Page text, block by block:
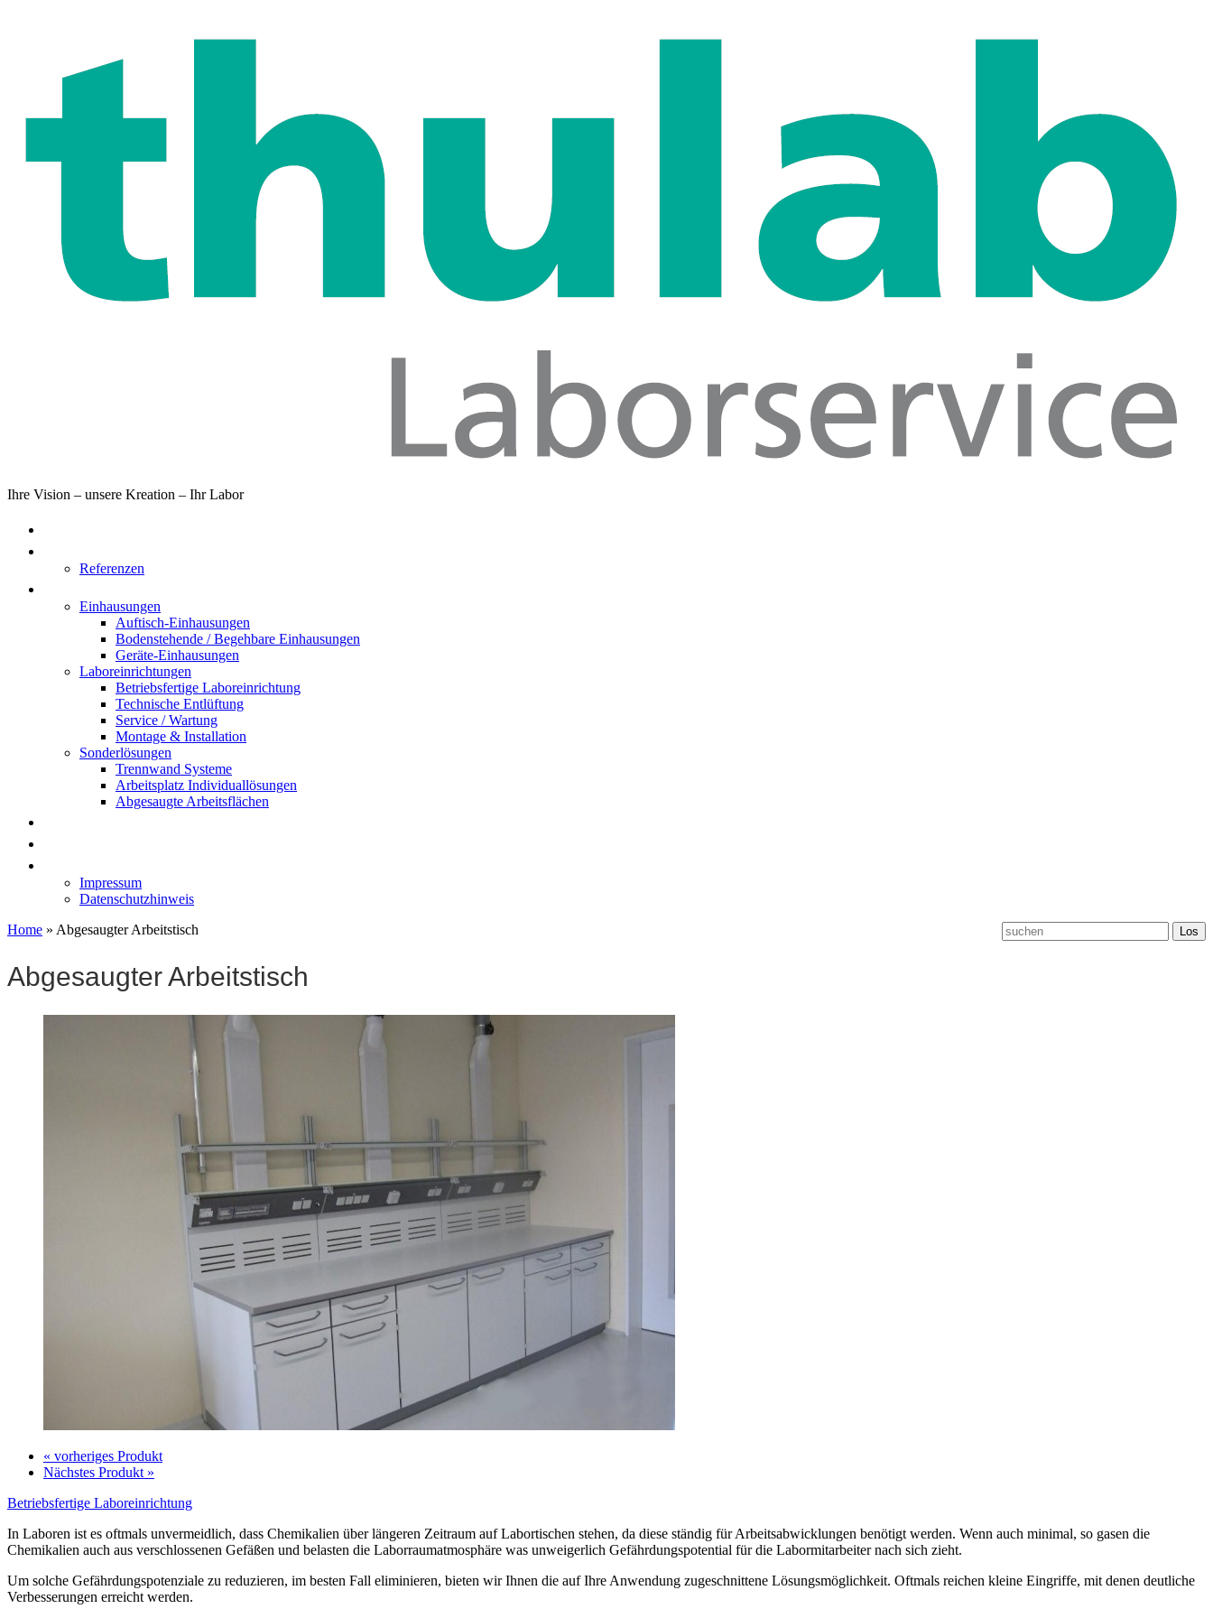
Ihre Vision – unsere Kreation – Ihr Labor
Referenzen
Einhausungen
Auftisch-Einhausungen
Bodenstehende / Begehbare Einhausungen
Geräte-Einhausungen
Laboreinrichtungen
Betriebsfertige Laboreinrichtung
Technische Entlüftung
Service / Wartung
Montage & Installation
Sonderlösungen
Trennwand Systeme
Arbeitsplatz Individuallösungen
Abgesaugte Arbeitsflächen
Impressum
Datenschutzhinweis
Home » Abgesaugter Arbeitstisch
Abgesaugter Arbeitstisch
« vorheriges Produkt
Nächstes Produkt »
Betriebsfertige Laboreinrichtung
In Laboren ist es oftmals unvermeidlich, dass Chemikalien über längeren Zeitraum auf Labortischen stehen, da diese ständig für Arbeitsabwicklungen benötigt werden. Wenn auch minimal, so gasen die
Chemikalien auch aus verschlossenen Gefäßen und belasten die Laborraumatmosphäre was unweigerlich Gefährdungspotential für die Labormitarbeiter nach sich zieht.
Um solche Gefährdungspotenziale zu reduzieren, im besten Fall eliminieren, bieten wir Ihnen die auf Ihre Anwendung zugeschnittene Lösungsmöglichkeit. Oftmals reichen kleine Eingriffe, mit denen deutliche
Verbesserungen erreicht werden.